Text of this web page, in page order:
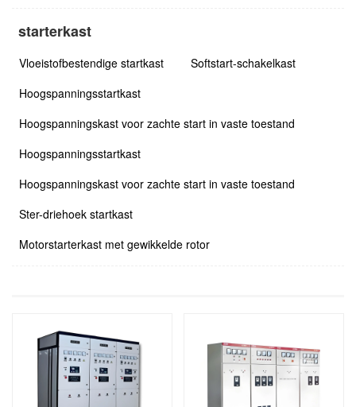
starterkast
Vloeistofbestendige startkast
Softstart-schakelkast
Hoogspanningsstartkast
Hoogspanningskast voor zachte start in vaste toestand
Hoogspanningsstartkast
Hoogspanningskast voor zachte start in vaste toestand
Ster-driehoek startkast
Motorstarterkast met gewikkelde rotor